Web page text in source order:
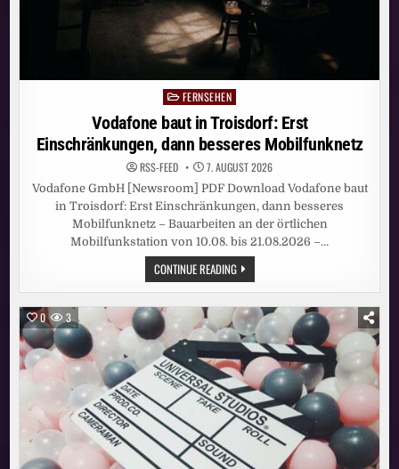
Posted
in
FERNSEHEN
Vodafone baut in Troisdorf: Erst
Einschränkungen, dann besseres Mobilfunknetz
RSS-FEED 7. AUGUST 2026
Vodafone GmbH [Newsroom] PDF Download Vodafone baut
in Troisdorf: Erst Einschränkungen, dann besseres
Mobilfunknetz – Bauarbeiten an der örtlichen
Mobilfunkstation von 10.08. bis 21.08.2026 –…
CONTINUE READINGVODAFONE
BAUT
IN
ERST
EINSCHRÄNKUNGEN,
DANN
BESSERES
MOBILFUNKNETZ
0 3